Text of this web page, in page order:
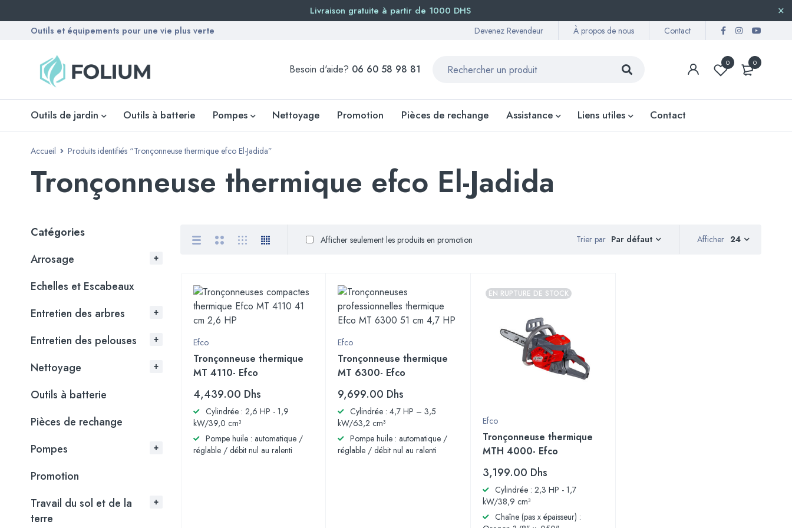
Livraison gratuite à partir de 1000 DHS
Outils et équipements pour une vie plus verte Devenez Revendeur À propos de nous Contact
0
0
Besoin d'aide? 06 60 58 98 81
Outils de jardin Outils à batterie Pompes Nettoyage Promotion Pièces de rechange Assistance Liens utiles Contact
Accueil Produits identifiés “Tronçonneuse thermique efco El-Jadida”
Tronçonneuse thermique efco El-Jadida
Catégories
Arrosage
Echelles et Escabeaux
Entretien des arbres
Entretien des pelouses
Nettoyage
Outils à batterie
Pièces de rechange
Pompes
Promotion
Travail du sol et de la
terre
Trier par Par défaut
Afficher seulement les produits en promotion Afficher 24
Efco
Tronçonneuse thermique
MT 4110- Efco
4,439.00 Dhs
Cylindrée : 2,6 HP - 1,9
kW/39,0 cm³
Pompe huile : automatique /
réglable / débit nul au ralenti
Efco
Tronçonneuse thermique
MT 6300- Efco
9,699.00 Dhs
Cylindrée : 4,7 HP – 3,5
kW/63,2 cm³
Pompe huile : automatique /
réglable / débit nul au ralenti
EN RUPTURE DE STOCK
Efco
Tronçonneuse thermique
MTH 4000- Efco
3,199.00 Dhs
Cylindrée : 2,3 HP - 1,7
kW/38,9 cm³
Chaîne (pas x épaisseur) :